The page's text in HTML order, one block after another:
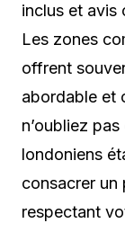
inclus et avis
Les zones
offrent
abordable et
n’oubliez
londoniens
consacrer un
respectant